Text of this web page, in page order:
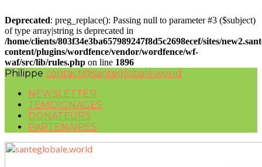
Deprecated: preg_replace(): Passing null to parameter #3 ($subject)
of type array|string is deprecated in
/home/clients/803f34e3ba657989247f8d5c2698ecef/sites/
content/plugins/wordfence/vendor/wordfence/wf-
waf/src/lib/rules.php on line 1896
Philippe contact@santeglobale.world
NEWSLETTER
TEMOIGNAGES
DONATEURS
PARTENAIRES